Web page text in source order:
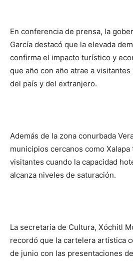
En conferencia de prensa, la
García destacó que la elevada
confirma el impacto turístico y
que año con año atrae a
del país y del extranjero.
Además de la zona conurbada
municipios cercanos como
visitantes cuando la capacidad
alcanza niveles de saturación.
La secretaria de Cultura, Xóchitl
recordó que la cartelera artística
de junio con las presentaciones